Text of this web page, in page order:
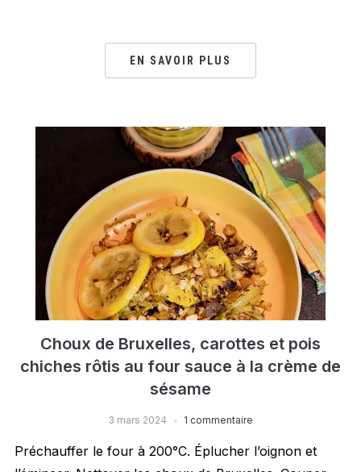
EN SAVOIR PLUS
Choux de Bruxelles, carottes et pois
chiches rôtis au four sauce à la crème de
sésame
3 mars 2024 1 commentaire
Préchauffer le four à 200°C. Éplucher l’oignon et